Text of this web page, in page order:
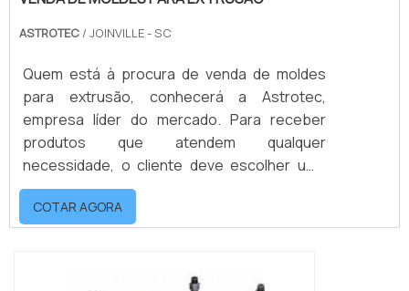
ASTROTEC / JOINVILLE - SC
Quem está à procura de venda de moldes
para extrusão, conhecerá a Astrotec,
empresa líder do mercado. Para receber
produtos que atendem qualquer
necessidade, o cliente deve escolher uma
organização que se destaque por um bom
suporte pré-venda e tenha ampla
experiência no ramo.MAIS SOBRE VENDA DE
encontrar venda de moldes para extrusão
COTAR AGORA